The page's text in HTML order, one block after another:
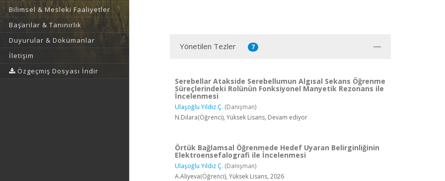
Bilimsel & Mesleki Faaliyetler
Başarılar & Tanınırlık
Duyurular & Dokümanlar
İletişim
Özgeçmiş Dosyası İndir
Yönetilen Tezler 7
Serebellar Atakside Serebellumun Algısal Sekans Öğrenme
Süreçlerindeki Rolünün Fonksiyonel Manyetik Rezonans ile
İncelenmesi
Ulaşoğlu Yıldız Ç. (Danışman)
N.Dilara(Öğrenci), Yüksek Lisans, Devam ediyor
Örtük Bağlamsal Öğrenmede Hedef Uyaran Belirginliğinin
Elektroensefalografi ile İncelenmesi
Ulaşoğlu Yıldız Ç. (Danışman)
A.Aliyeva(Öğrenci), Yüksek Lisans, 2026